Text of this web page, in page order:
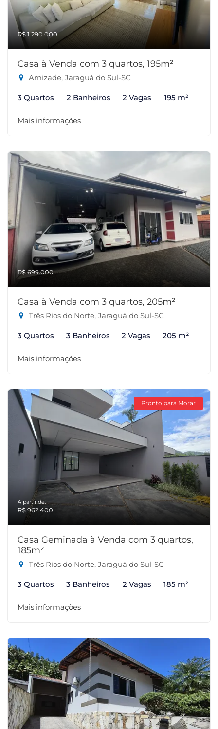
R$ 1.290.000
Casa à Venda com 3 quartos, 195m²
Amizade, Jaraguá do Sul-SC
3 Quartos 2 Banheiros 2 Vagas 195 m²
Mais informações
R$ 699.000
Casa à Venda com 3 quartos, 205m²
Três Rios do Norte, Jaraguá do Sul-SC
3 Quartos 3 Banheiros 2 Vagas 205 m²
Mais informações
Pronto para Morar
A partir de:
R$ 962.400
Casa Geminada à Venda com 3 quartos,
185m²
Três Rios do Norte, Jaraguá do Sul-SC
3 Quartos 3 Banheiros 2 Vagas 185 m²
Mais informações